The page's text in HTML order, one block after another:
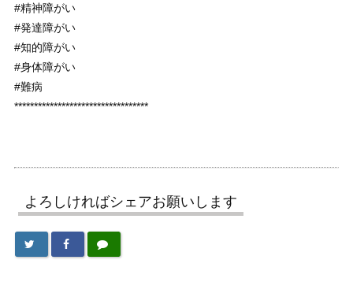
#精神障がい
#発達障がい
#知的障がい
#身体障がい
#難病
**********************************
よろしければシェアお願いします